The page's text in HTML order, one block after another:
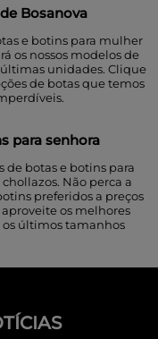
Bosanova
e botins para mulher
os nossos modelos de
unidades. Clique
de botas que temos
para senhora
de botas e botins para
Não perca a
preferidos a preços
os melhores
últimos tamanhos